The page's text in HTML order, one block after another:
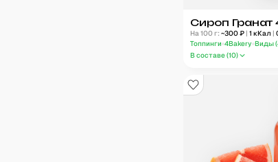
Сироп Гранат
На 100 г: ~300₽ | 1 кКал |
Топпинги 4Bakery Виды (
В составе (10)